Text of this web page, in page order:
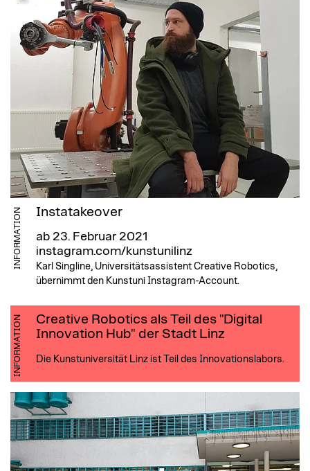
INFORMATION Instatakeover
ab 23. Februar 2021
instagram.com/kunstunilinz
Karl Singline, Universitätsassistent Creative Robotics,
übernimmt den Kunstuni Instagram-Account.
INFORMATION
Creative Robotics als Teil des "Digital
Innovation Hub" der Stadt Linz
Die Kunstuniversität Linz ist Teil des Innovationslabors.